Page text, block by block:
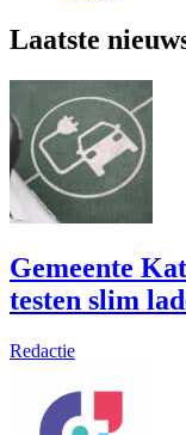
Laatste
Gemeente
testen slim
Redactie